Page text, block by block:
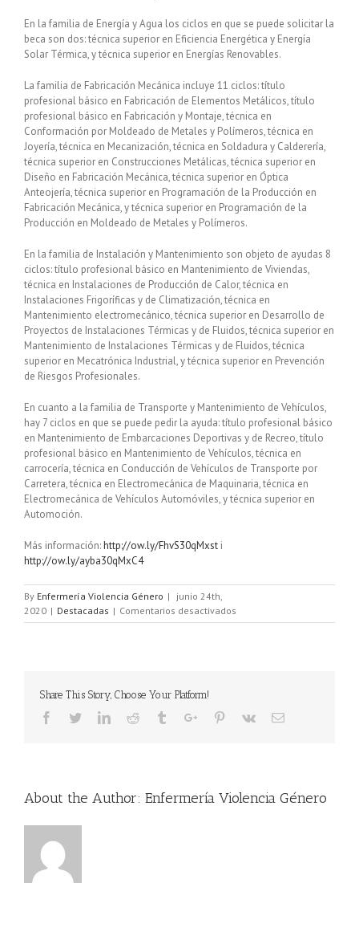
En la familia de Energía y Agua los ciclos en que se puede solicitar la
beca son dos: técnica superior en Eficiencia Energética y Energía
Solar Térmica, y técnica superior en Energías Renovables.
La familia de Fabricación Mecánica incluye 11 ciclos: título
profesional básico en Fabricación de Elementos Metálicos, título
profesional básico en Fabricación y Montaje, técnica en
Conformación por Moldeado de Metales y Polímeros, técnica en
Joyería, técnica en Mecanización, técnica en Soldadura y Calderería,
técnica superior en Construcciones Metálicas, técnica superior en
Diseño en Fabricación Mecánica, técnica superior en Óptica
Anteojería, técnica superior en Programación de la Producción en
Fabricación Mecánica, y técnica superior en Programación de la
Producción en Moldeado de Metales y Polímeros.
En la familia de Instalación y Mantenimiento son objeto de ayudas 8
ciclos: título profesional básico en Mantenimiento de Viviendas,
técnica en Instalaciones de Producción de Calor, técnica en
Instalaciones Frigoríficas y de Climatización, técnica en
Mantenimiento electromecánico, técnica superior en Desarrollo de
Proyectos de Instalaciones Térmicas y de Fluidos, técnica superior en
Mantenimiento de Instalaciones Térmicas y de Fluidos, técnica
superior en Mecatrónica Industrial, y técnica superior en Prevención
de Riesgos Profesionales.
En cuanto a la familia de Transporte y Mantenimiento de Vehículos,
hay 7 ciclos en que se puede pedir la ayuda: título profesional básico
en Mantenimiento de Embarcaciones Deportivas y de Recreo, título
profesional básico en Mantenimiento de Vehículos, técnica en
carrocería, técnica en Conducción de Vehículos de Transporte por
Carretera, técnica en Electromecánica de Maquinaria, técnica en
Electromecánica de Vehículos Automóviles, y técnica superior en
Automoción.
Más información:http://ow.ly/FhvS30qMxst i
http://ow.ly/ayba30qMxC4
By Enfermería Violencia Género |
junio 24th,
2020 | Destacadas | Comentarios desactivados
Share This Story, Choose Your Platform!
About the Author: Enfermería Violencia Género